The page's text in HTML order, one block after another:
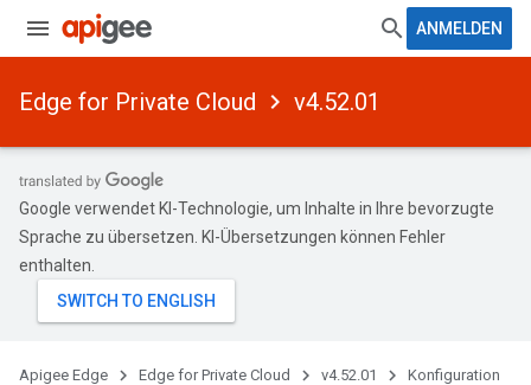
ANMELDEN
Edge for Private Cloud v4.52.01
Google verwendet KI-Technologie, um Inhalte in Ihre bevorzugte
Sprache zu übersetzen. KI-Übersetzungen können Fehler
enthalten.
Apigee Edge Edge for Private Cloud v4.52.01 Konfiguration